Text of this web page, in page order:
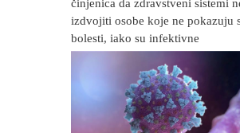
činjenica da zdravstveni sistemi
izdvojiti osobe koje ne pokazuju
bolesti, iako su infektivne